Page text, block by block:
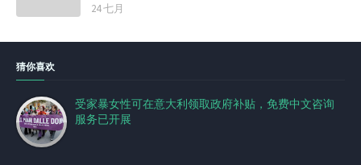
24 七月
猜你喜欢
受家暴女性可在意大利领取政府补贴，免费中文咨询
服务已开展